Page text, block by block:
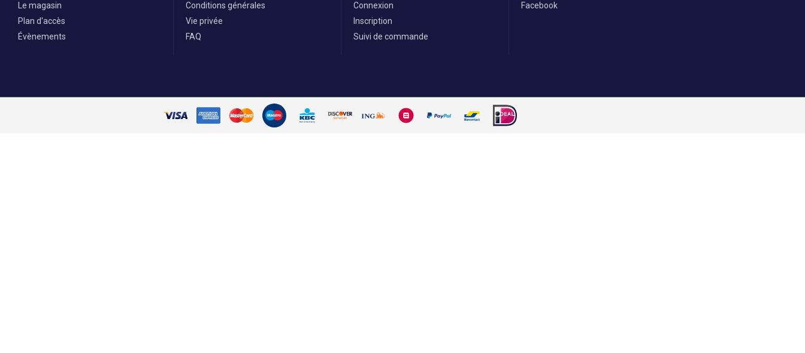
Le magasin
Plan d'accès
Évènements
Conditions générales
Vie privée
FAQ
Connexion
Inscription
Suivi de commande
Facebook